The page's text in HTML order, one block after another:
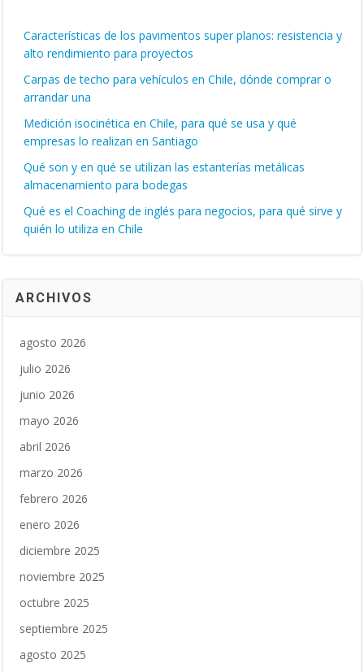
Características de los pavimentos super planos: resistencia y
alto rendimiento para proyectos
Carpas de techo para vehículos en Chile, dónde comprar o
arrandar una
Medición isocinética en Chile, para qué se usa y qué
empresas lo realizan en Santiago
Qué son y en qué se utilizan las estanterías metálicas
almacenamiento para bodegas
Qué es el Coaching de inglés para negocios, para qué sirve y
quién lo utiliza en Chile
ARCHIVOS
agosto 2026
julio 2026
junio 2026
mayo 2026
abril 2026
marzo 2026
febrero 2026
enero 2026
diciembre 2025
noviembre 2025
octubre 2025
septiembre 2025
agosto 2025